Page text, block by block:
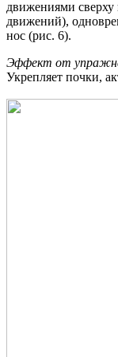
движениями сверху
движений),
нос (рис. 6).
Эффект от
Укрепляет почки,